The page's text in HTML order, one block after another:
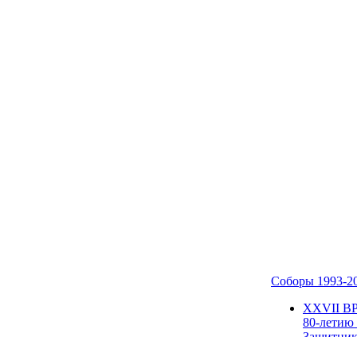
Соборы 1993-
ХХVII
80-